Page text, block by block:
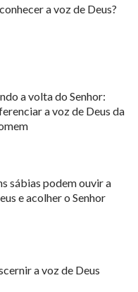
a voz de Deus?
a volta do Senhor:
a voz de Deus da
sábias podem ouvir a
e acolher o Senhor
a voz de Deus